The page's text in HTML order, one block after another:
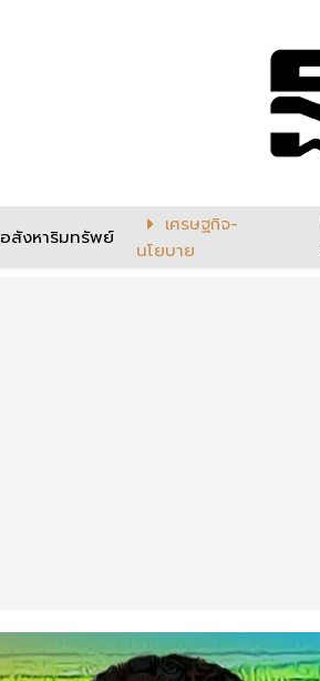
อสังหาริมทรัพย์
เศรษฐกิจ-
นโยบาย